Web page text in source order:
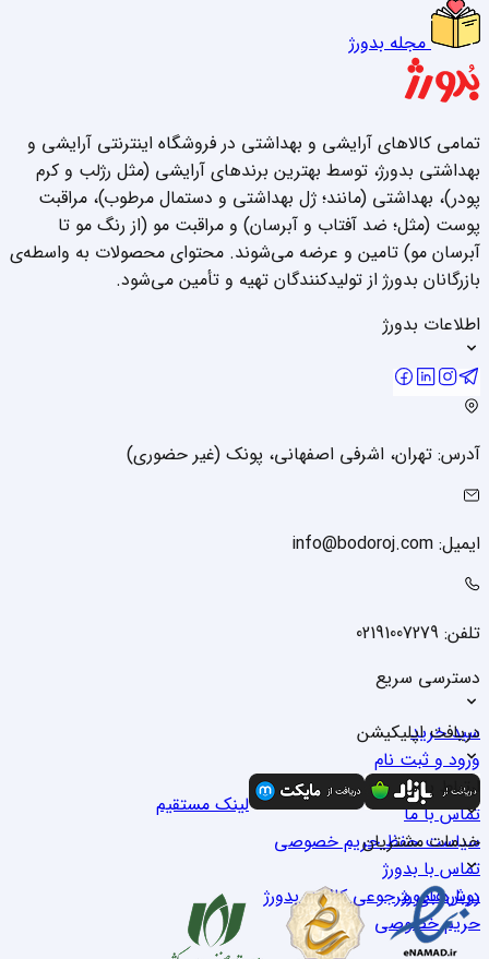
مجله بدورژ
تمامی کالاهای آرایشی و بهداشتی در فروشگاه اینترنتی آرایشی و
بهداشتی بدورژ، توسط بهترین برندهای آرایشی (مثل رژلب و کرم
پودر)، بهداشتی (مانند؛ ژل بهداشتی و دستمال مرطوب)، مراقبت
پوست (مثل؛ ضد آفتاب و آبرسان) و مراقبت مو (از رنگ مو تا
آبرسان مو) تامین و عرضه می‌شوند. محتوای محصولات به واسطه‌ی
بازرگانان بدورژ از تولیدکنندگان تهیه و تأمین می‌شود.
اطلاعات بدورژ
آدرس: تهران، اشرفی اصفهانی، پونک (غیر حضوری)
ایمیل: info@bodoroj.com
تلفن: 02191007279
دسترسی سریع
سبد خرید
ورود و ثبت نام
درباره ما
تماس با ما
دریافت اپلیکیشن
لینک مستقیم
ارتباط با ما
سیاست حفظ حریم خصوصی
تماس با بدو‌رژ
درباره بدو‌رژ
خدمات مشتریان
روش‌های مرجوعی کالا در بدو‌رژ
حریم خصوصی